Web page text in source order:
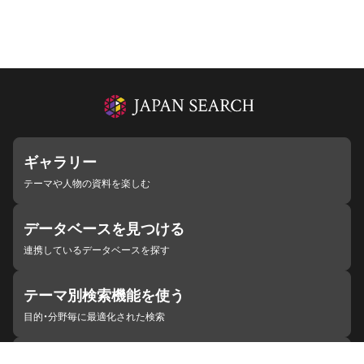
ギャラリー
テーマや人物の資料を楽しむ
データベースを見つける
連携しているデータベースを探す
テーマ別検索機能を使う
目的・分野毎に最適化された検索